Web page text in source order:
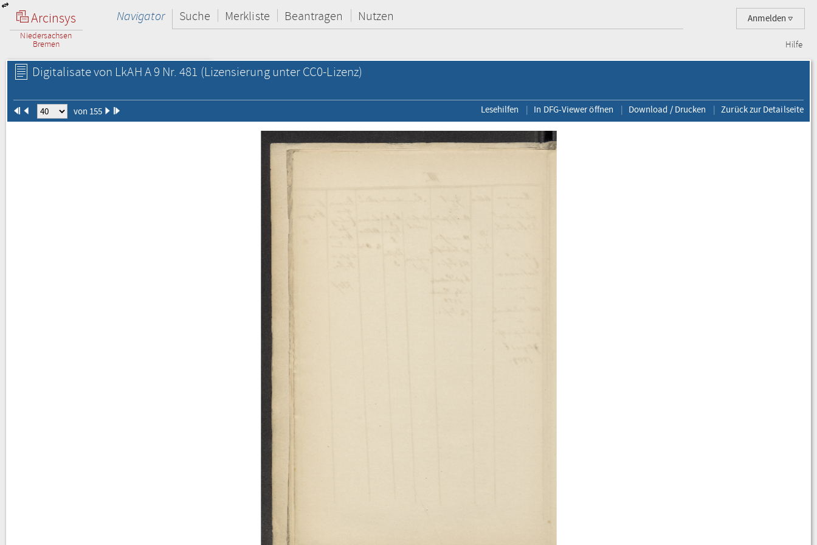
Arcinsys
Niedersachsen
Bremen
Anmelden
Navigator Suche Merkliste Beantragen Nutzen
Hilfe
Digitalisate von LkAH A 9 Nr. 481 (Lizensierung unter CC0-Lizenz)
von 155 Lesehilfen In DFG-Viewer öffnen Download / Drucken Zurück zur Detailseite